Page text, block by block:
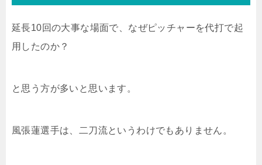
延長10回の大事な場面で、なぜピッチャーを代打で起
用したのか？
と思う方が多いと思います。
風張蓮選手は、二刀流というわけでもありません。